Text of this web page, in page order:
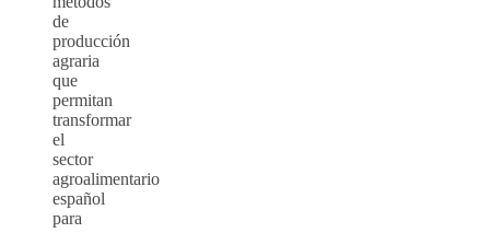
de
producción
agraria
que
permitan
transformar
el
sector
agroalimentario
español
para